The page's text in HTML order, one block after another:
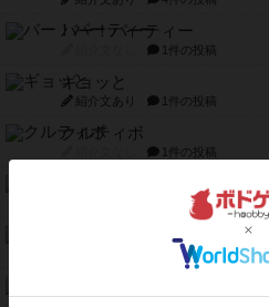
バー！パーティー
1件の投稿
ギョッと
紹介文あり 1件の投稿
クルティボ
1件の投稿
1件の投稿
ドブル：ポケットモンスター
4件の投稿